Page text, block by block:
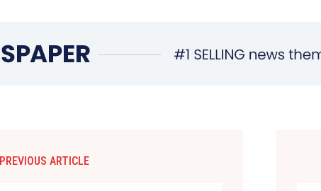
PREVIOUS ARTICLE